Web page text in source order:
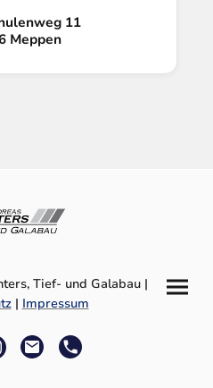
11
Meppen
Tief- und Galabau |
| Impressum